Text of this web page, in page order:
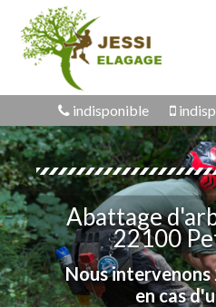
indisponible
Abattage
22100
Nous
en cas